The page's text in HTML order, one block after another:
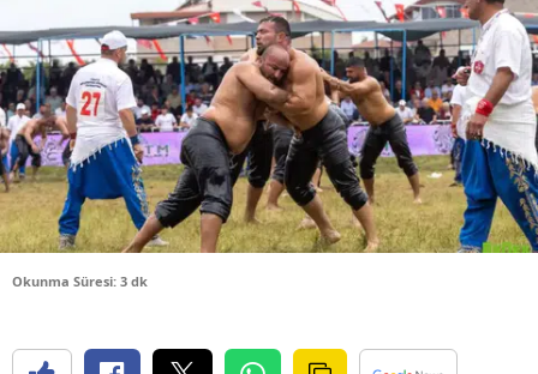
Bingöl
Bitlis
Bolu
Burdur
Bursa
Çanakkale
Çorum
Okunma Süresi: 3 dk